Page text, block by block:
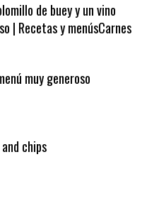
de buey y un vino
| Recetas y menúsCarnes
muy generoso
chips